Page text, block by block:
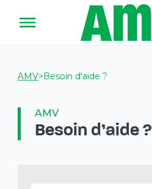
AMV>Besoin d'aide ?
AMV
Besoin d'aide ?